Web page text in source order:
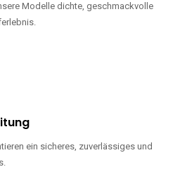
Modelle dichte, geschmackvolle
ein sicheres, zuverlässiges und